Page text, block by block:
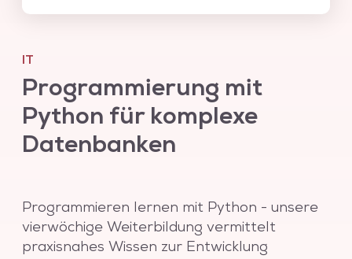
IT
Programmierung mit
Python für komplexe
Datenbanken
Programmieren lernen mit Python - unsere
vierwöchige Weiterbildung vermittelt
praxisnahes Wissen zur Entwicklung